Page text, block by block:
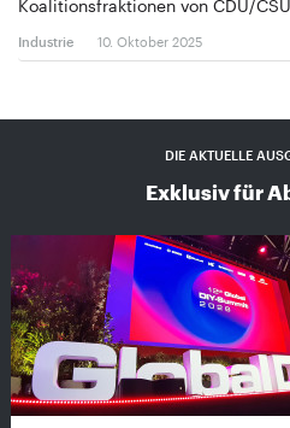
Koalitionsfraktionen von CDU/
Industrie 10. Oktober 2025
DIE AKTUELLE
Exklusiv für